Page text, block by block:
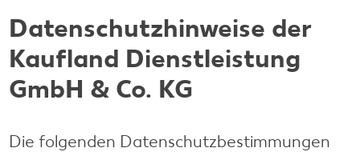
Datenschutzhinweise der
Kaufland Dienstleistung
GmbH & Co. KG
Die folgenden Datenschutzbestimmungen